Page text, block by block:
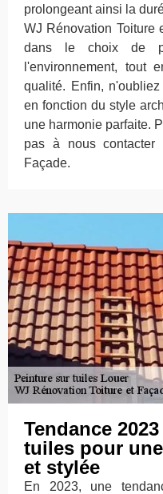
prolongeant ainsi la
WJ Rénovation Toiture
dans le choix de
l'environnement, tout
qualité. Enfin,
en fonction du style
une harmonie parfaite.
pas à nous contacter
Façade.
Tendance
tuiles pour
et stylée
En 2023, une